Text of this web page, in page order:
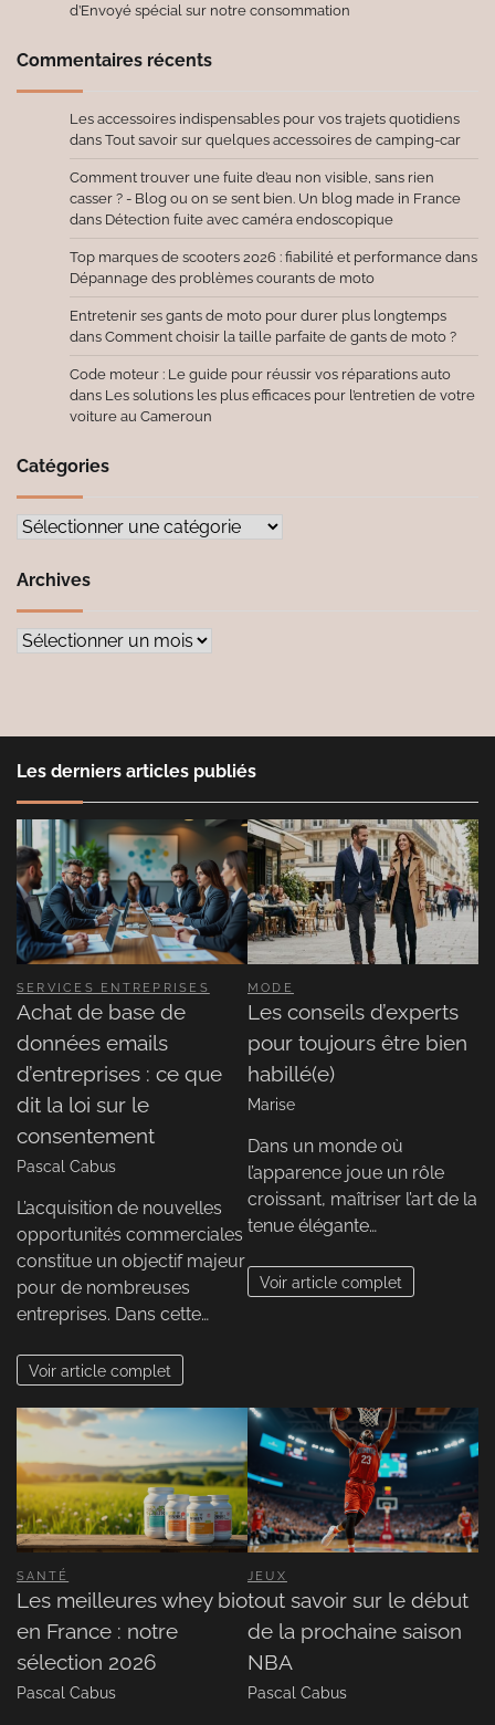
d’Envoyé spécial sur notre consommation
Commentaires récents
Les accessoires indispensables pour vos trajets quotidiens
dans Tout savoir sur quelques accessoires de camping-car
Comment trouver une fuite d’eau non visible, sans rien
casser ? - Blog ou on se sent bien. Un blog made in France
dans Détection fuite avec caméra endoscopique
Top marques de scooters 2026 : fiabilité et performance dans
Dépannage des problèmes courants de moto
Entretenir ses gants de moto pour durer plus longtemps
dans Comment choisir la taille parfaite de gants de moto ?
Code moteur : Le guide pour réussir vos réparations auto
dans Les solutions les plus efficaces pour l’entretien de votre
voiture au Cameroun
Catégories
Catégories
Archives
Archives
Les derniers articles publiés
SERVICES ENTREPRISES
Achat de base de
données emails
d’entreprises : ce que
dit la loi sur le
consentement
Pascal Cabus
L’acquisition de nouvelles
opportunités commerciales
constitue un objectif majeur
pour de nombreuses
entreprises. Dans cette…
Voir article complet
MODE
Les conseils d’experts
pour toujours être bien
habillé(e)
Marise
Dans un monde où
l’apparence joue un rôle
croissant, maîtriser l’art de la
tenue élégante…
Voir article complet
SANTÉ
Les meilleures whey bio
en France : notre
sélection 2026
Pascal Cabus
JEUX
tout savoir sur le début
de la prochaine saison
NBA
Pascal Cabus